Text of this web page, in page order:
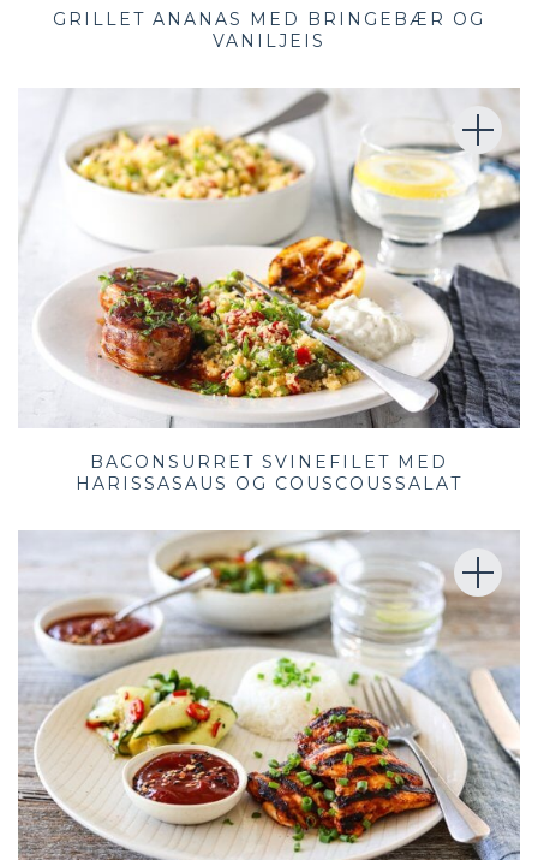
GRILLET ANANAS MED BRINGEBÆR OG
VANILJEIS
BACONSURRET SVINEFILET MED
HARISSASAUS OG COUSCOUSSALAT